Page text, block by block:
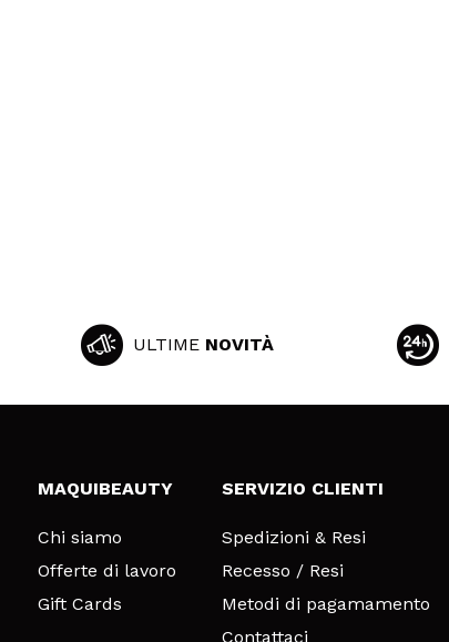
ULTIME NOVITÀ
MAQUIBEAUTY
Chi siamo
Offerte di lavoro
Gift Cards
SERVIZIO CLIENTI
Spedizioni & Resi
Recesso / Resi
Metodi di pagamamento
Contattaci